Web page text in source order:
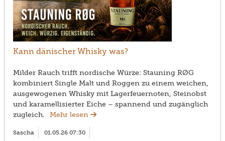
Kann dänischer Whisky was?
Milder Rauch trifft nordische Würze: Stauning RØG
kombiniert Single Malt und Roggen zu einem weichen,
ausgewogenen Whisky mit Lagerfeuernoten, Steinobst
und karamellisierter Eiche – spannend und zugänglich
zugleich.
Mehr lesen
Sascha 01.05.26 07:30